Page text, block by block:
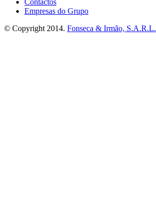
Contactos
Empresas do Grupo
© Copyright 2014. Fonseca & Irmão, S.A.R.L.